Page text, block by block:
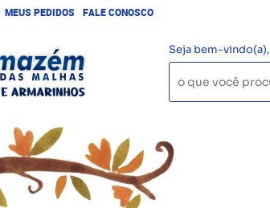
MEUS PEDIDOS FALE CONOSCO
Seja bem-vindo(a),